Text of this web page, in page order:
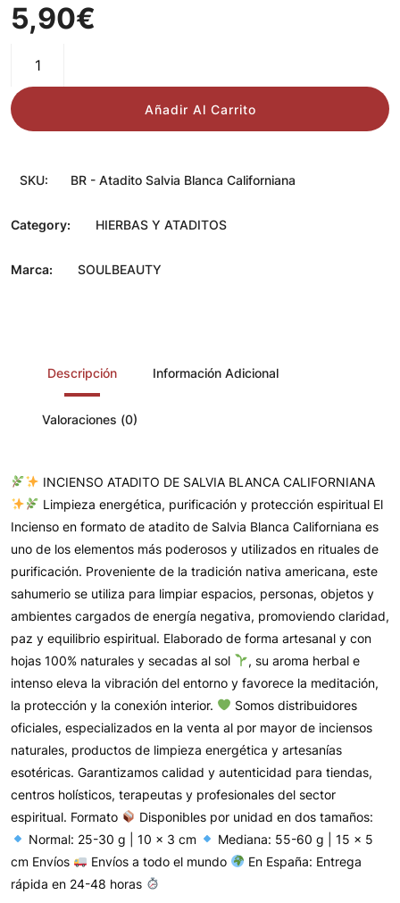
5,90€
-
Atadito
Californiana
Añadir Al Carrito
SKU: BR - Atadito Salvia Blanca Californiana
Category: HIERBAS Y ATADITOS
Marca: SOULBEAUTY
Descripción Información Adicional
Valoraciones (0)
INCIENSO ATADITO DE SALVIA BLANCA CALIFORNIANA
Limpieza energética, purificación y protección espiritual El
Incienso en formato de atadito de Salvia Blanca Californiana es
uno de los elementos más poderosos y utilizados en rituales de
purificación. Proveniente de la tradición nativa americana, este
sahumerio se utiliza para limpiar espacios, personas, objetos y
ambientes cargados de energía negativa, promoviendo claridad,
paz y equilibrio espiritual. Elaborado de forma artesanal y con
hojas 100% naturales y secadas al sol
, su aroma herbal e
intenso eleva la vibración del entorno y favorece la meditación,
la protección y la conexión interior.
Somos distribuidores
oficiales, especializados en la venta al por mayor de inciensos
naturales, productos de limpieza energética y artesanías
esotéricas. Garantizamos calidad y autenticidad para tiendas,
centros holísticos, terapeutas y profesionales del sector
espiritual. Formato
Disponibles por unidad en dos tamaños:
Normal: 25-30 g | 10 x 3 cm
Mediana: 55-60 g | 15 x 5
cm Envíos
Envíos a todo el mundo
En España: Entrega
rápida en 24-48 horas